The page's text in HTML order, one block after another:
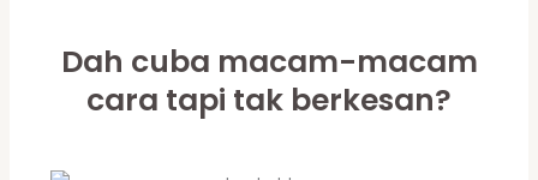
Dah cuba macam-macam
cara tapi tak berkesan?